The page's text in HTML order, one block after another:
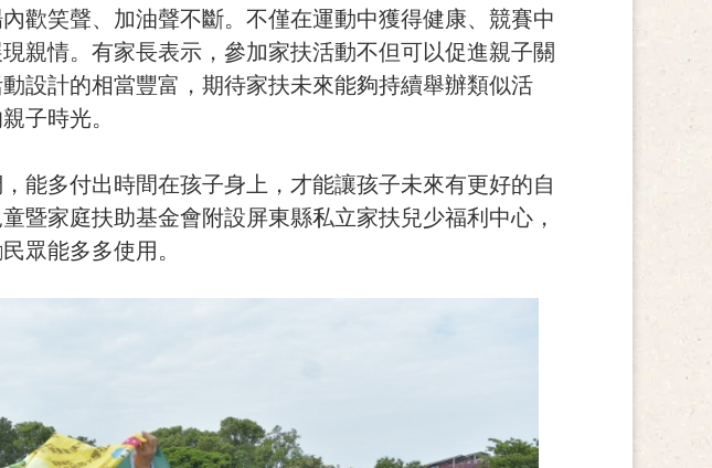
歡笑聲、加油聲不斷。不僅在運動中獲得健康、競賽中
親情。 有家長表示，參加家扶活動不但可以促進親子關
設計的相當豐富，期待家扶未來能夠持續舉辦類似活
子時光。
能多付出時間在孩子身上，才能讓孩子未來有更好的自
暨家庭扶助基金會附設屏東縣私立家扶兒少福利中心，
眾能多多使用。